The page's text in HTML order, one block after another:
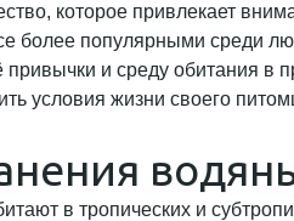
которое привлекает
более популярными среди
и среду обитания в
условия жизни своего
в тропических и